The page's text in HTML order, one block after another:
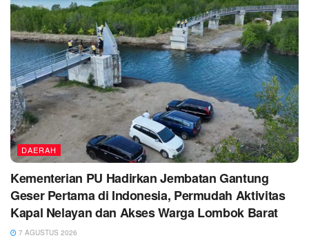
DAERAH
Kementerian PU Hadirkan Jembatan Gantung
Geser Pertama di Indonesia, Permudah Aktivitas
Kapal Nelayan dan Akses Warga Lombok Barat
7 AGUSTUS 2026